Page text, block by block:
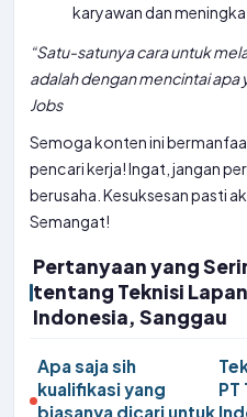
karyawan dan
“Satu-satunya cara untuk
adalah dengan mencintai apa
Jobs
Semoga konten ini
pencari kerja! Ingat, jangan
berusaha. Kesuksesan pasti
Semangat!
Pertanyaan yang
tentang Teknisi
Indonesia, Sanggau
Apa saja sih
kualifikasi yang
biasanya dicari untuk
PT